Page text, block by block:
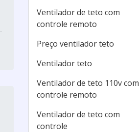
Ventilador de teto com
controle remoto
Preço ventilador teto
Ventilador teto
Ventilador de teto 110v com
controle remoto
Ventilador de teto com
controle